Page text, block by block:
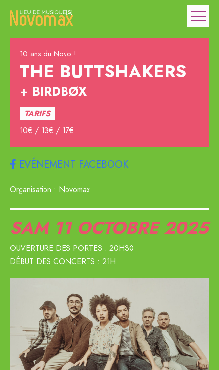
10 ans du Novo !
THE BUTTSHAKERS
BIRDBØX
TARIFS
10€ / 13€ / 17€
EVÉNEMENT FACEBOOK
Organisation : Novomax
SAM 11OCTOBRE 2025
OUVERTURE DES PORTES : 20H30
DÉBUT DES CONCERTS : 21H